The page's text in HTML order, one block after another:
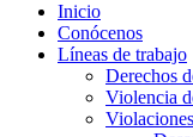
Inicio
Conócenos
Líneas de trabajo
Derechos
Violencia